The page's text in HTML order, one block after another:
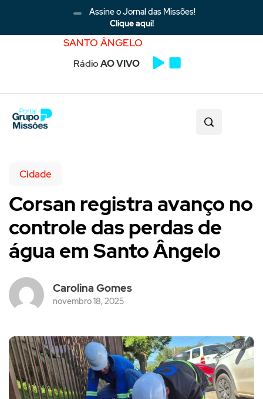
Assine o Jornal das Missões!
Clique aqui!
SANTO ÂNGELO
RádioAO VIVO
Cidade
Corsan registra avanço no
controle das perdas de
água em Santo Ângelo
Carolina Gomes
novembro 18, 2025